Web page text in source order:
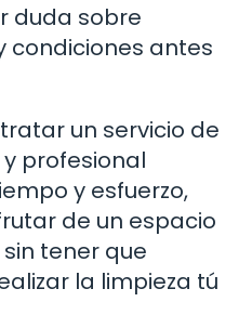
duda sobre
condiciones antes
un servicio de
profesional
y esfuerzo,
de un espacio
tener que
la limpieza tú